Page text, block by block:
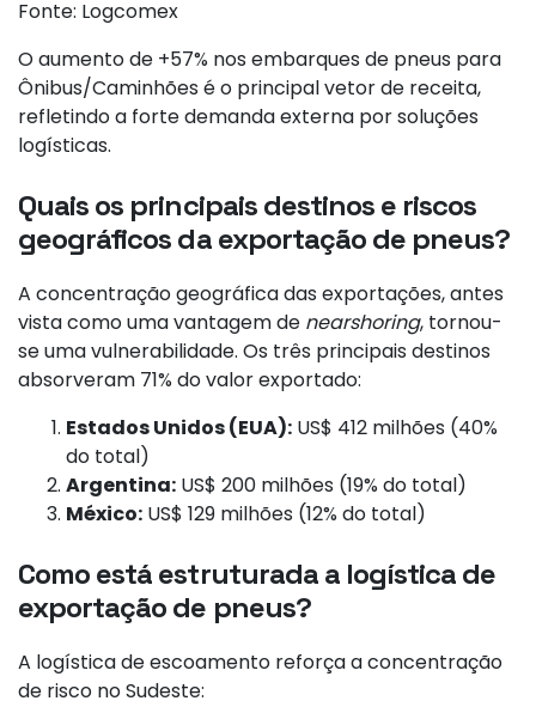
Fonte: Logcomex
O aumento de +57% nos embarques de pneus para
Ônibus/Caminhões é o principal vetor de receita,
refletindo a forte demanda externa por soluções
logísticas.
Quais os principais destinos e riscos
geográficos da exportação de pneus?
A concentração geográfica das exportações, antes
vista como uma vantagem de nearshoring, tornou-
se uma vulnerabilidade. Os três principais destinos
absorveram 71% do valor exportado:
Estados Unidos (EUA): US$ 412 milhões (40%
do total)
Argentina: US$ 200 milhões (19% do total)
México: US$ 129 milhões (12% do total)
Como está estruturada a logística de
exportação de pneus?
A logística de escoamento reforça a concentração
de risco no Sudeste: